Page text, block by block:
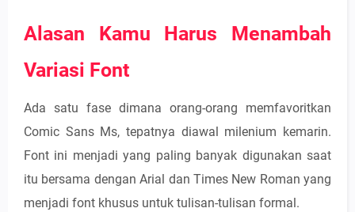
Alasan Kamu Harus Menambah
Variasi Font
Ada satu fase dimana orang-orang memfavoritkan
Comic Sans Ms, tepatnya diawal milenium kemarin.
Font ini menjadi yang paling banyak digunakan saat
itu bersama dengan Arial dan Times New Roman yang
menjadi font khusus untuk tulisan-tulisan formal.